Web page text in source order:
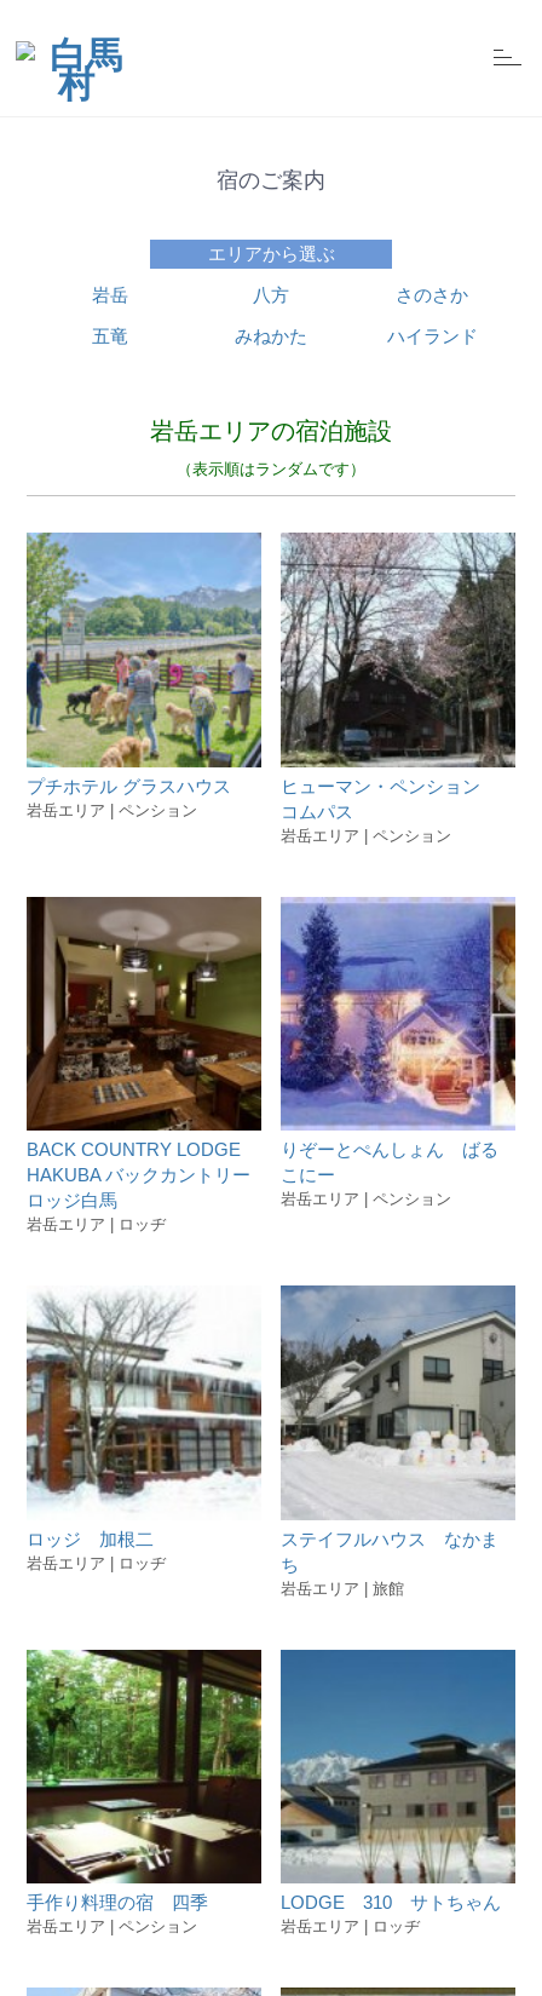
t
o
宿のご案内
エリアから選ぶ
岩岳
八方
さのさか
五竜
みねかた ハイランド
岩岳エリアの宿泊施設
（表示順はランダムです）
プチホテル グラスハウス
岩岳エリア | ペンション
ヒューマン・ペンション
コムパス
岩岳エリア | ペンション
BACK COUNTRY LODGE
HAKUBA バックカントリー
ロッジ白馬
岩岳エリア | ロッヂ
りぞーとぺんしょん ばる
こにー
岩岳エリア | ペンション
ロッジ 加根二
岩岳エリア | ロッヂ
ステイフルハウス なかま
ち
岩岳エリア | 旅館
手作り料理の宿 四季
岩岳エリア | ペンション
LODGE 310 サトちゃん
岩岳エリア | ロッヂ